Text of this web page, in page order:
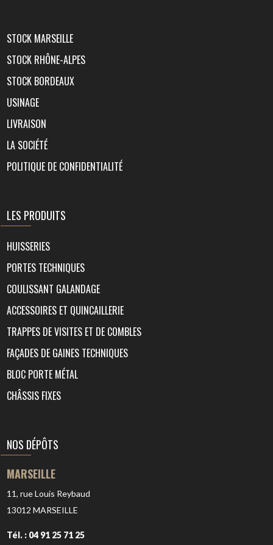
STOCK MARSEILLE
STOCK RHÔNE-ALPES
STOCK BORDEAUX
USINAGE
LIVRAISON
LA SOCIÉTÉ
POLITIQUE DE CONFIDENTIALITÉ
LES PRODUITS
HUISSERIES
PORTES TECHNIQUES
COULISSANT GALANDAGE
ACCESSOIRES ET QUINCAILLERIE
TRAPPES DE VISITES ET DE COMBLES
FAÇADES DE GAINES TECHNIQUES
BLOC PORTE MÉTAL
CHÂSSIS FIXES
NOS DÉPÔTS
MARSEILLE
11, rue Louis Reybaud
13012MARSEILLE
Tél. : 04 91 25 71 25